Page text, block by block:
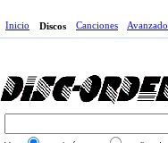
Inicio Discos Canciones Avanzado